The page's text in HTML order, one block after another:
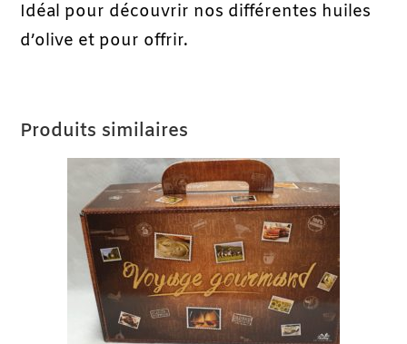
Idéal pour découvrir nos différentes huiles
d’olive et pour offrir.
Produits similaires